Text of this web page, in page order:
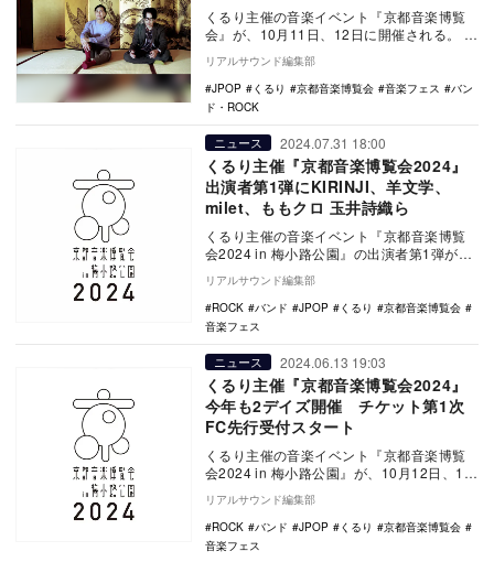
くるり主催の音楽イベント『京都音楽博覧
会』が、10月11日、12日に開催される。
『京都音楽博覧会』は、京都市の中心部に
位置…
リアルサウンド編集部
JPOP
くるり 京都音楽博覧会 音楽フェス
バン
ド・ROCK
ニュース 2024.07.31 18:00
くるり主催『京都音楽博覧会2024』
出演者第1弾にKIRINJI、羊文学、
milet、ももクロ 玉井詩織ら
くるり主催の音楽イベント『京都音楽博覧
会2024 in 梅小路公園』の出演者第1弾が発
表された。 初日の10月12日に出演が…
リアルサウンド編集部
ROCK
バンド JPOP くるり
京都音楽博覧会
音楽フェス
ニュース 2024.06.13 19:03
くるり主催『京都音楽博覧会2024』
今年も2デイズ開催 チケット第1次
FC先行受付スタート
くるり主催の音楽イベント『京都音楽博覧
会2024 in 梅小路公園』が、10月12日、13
日に梅小路公園にて開催される。 『…
リアルサウンド編集部
ROCK
バンド JPOP くるり
京都音楽博覧会
音楽フェス